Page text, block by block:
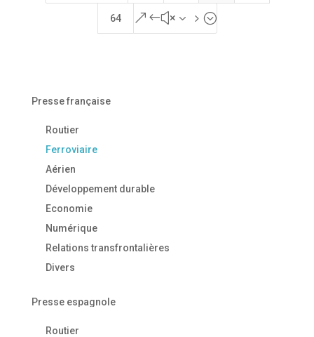
64 &#x35;
Presse française
Routier
Ferroviaire
Aérien
Développement durable
Economie
Numérique
Relations transfrontalières
Divers
Presse espagnole
Routier